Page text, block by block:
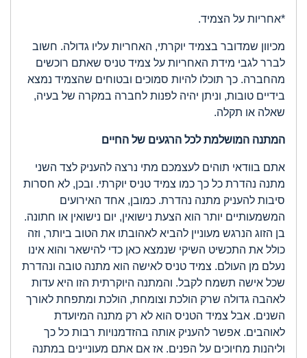
*אחריות על הצמיד.
מכיוון שמדובר בצמיד יוקרתי, האחריות עליו גדולה. חשוב
לברר לגבי מידת האחריות על צמיד טניס שאתם רוכשים
מהחברה. כך תוכלו להיות סמוכים ובטוחים שהצמיד נמצא
בידיים טובות, וניתן יהיה לפנות לחברה במקרה של בעיה,
שאלה או תקלה.
המתנה המושלמת לכל הרגעים של החיים
אתם בוודאי תוהים לעצמכם מתי נרצה להעניק לצד השני
מתנה נהדרת כל כך כמו צמיד טניס יוקרתי. ובכן, לא חסרות
סיבות להעניק מתנה נהדרת. כמובן, אחד האירועים
המשמעותיים יותר הוא הצעת נישואין, יום נישואין או חתונה.
בן הזוג הנרגש מעוניין להביא לאהובתו את הטוב ביותר, וזה
כולל את התכשיט השיקי שנמצא כאן כדי להישאר והוא אינו
נעלם מן העולם. צמיד טניס לאישה הוא מתנה טובה ונהדרת
שכל אישה תשמח לקבל. והמתנה היוקרתית הזו היא עדות
לאהבה גדולה שרק הולכת וצומחת, הולכת ומתפחת לאורך
השנים. אבל צמיד הטניס הוא לא רק מתנה המיועדת
לאוהבים. אפשר להעניק אותה בהזדמנויות רבות כל כך
וליהנות מחיוכים על הפנים. אז אם אתם מעוניינים במתנה